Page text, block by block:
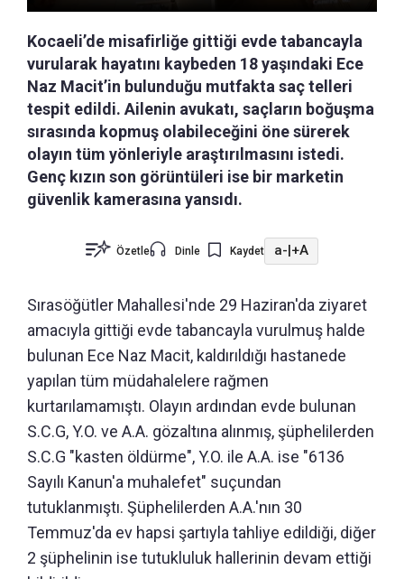
Kocaeli’de misafirliğe gittiği evde tabancayla
vurularak hayatını kaybeden 18 yaşındaki Ece
Naz Macit’in bulunduğu mutfakta saç telleri
tespit edildi. Ailenin avukatı, saçların boğuşma
sırasında kopmuş olabileceğini öne sürerek
olayın tüm yönleriyle araştırılmasını istedi.
Genç kızın son görüntüleri ise bir marketin
güvenlik kamerasına yansıdı.
Özetle Dinle Kaydet a- +A
Sırasöğütler Mahallesi'nde 29 Haziran'da ziyaret
amacıyla gittiği evde tabancayla vurulmuş halde
bulunan Ece Naz Macit, kaldırıldığı hastanede
yapılan tüm müdahalelere rağmen
kurtarılamamıştı. Olayın ardından evde bulunan
S.C.G, Y.O. ve A.A. gözaltına alınmış, şüphelilerden
S.C.G "kasten öldürme", Y.O. ile A.A. ise "6136
Sayılı Kanun'a muhalefet" suçundan
tutuklanmıştı. Şüphelilerden A.A.'nın 30
Temmuz'da ev hapsi şartıyla tahliye edildiği, diğer
2 şüphelinin ise tutukluluk hallerinin devam ettiği